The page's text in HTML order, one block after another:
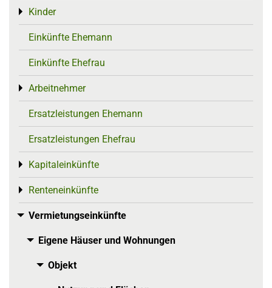
Kinder
Toggle menu
Einkünfte Ehemann
Einkünfte Ehefrau
Arbeitnehmer
Toggle menu
Ersatzleistungen Ehemann
Ersatzleistungen Ehefrau
Kapitaleinkünfte
Toggle menu
Renteneinkünfte
Toggle menu
Vermietungseinkünfte
Toggle menu
Eigene Häuser und Wohnungen
Toggle menu
Objekt
Toggle menu